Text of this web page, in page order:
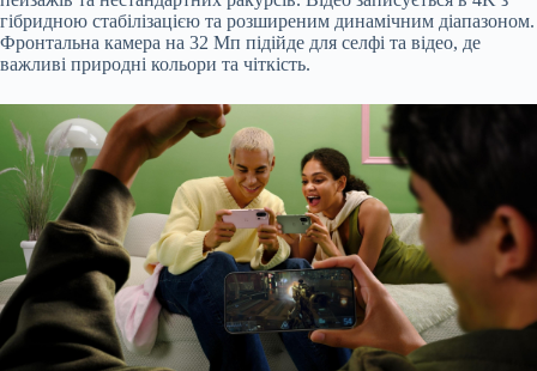
гібридною стабілізацією та розширеним динамічним діапазоном.
Фронтальна камера на 32 Мп підійде для селфі та відео, де
важливі природні кольори та чіткість.